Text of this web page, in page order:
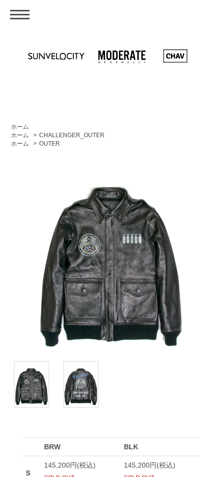
ホーム
ホーム
> CHALLENGER_OUTER
ホーム
> OUTER